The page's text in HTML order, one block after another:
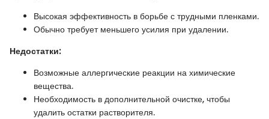
Высокая эффективность в борьбе с трудными пленками.
Обычно требует меньшего усилия при удалении.
Недостатки:
Возможные аллергические реакции на химические
вещества.
Необходимость в дополнительной очистке, чтобы
удалить остатки растворителя.